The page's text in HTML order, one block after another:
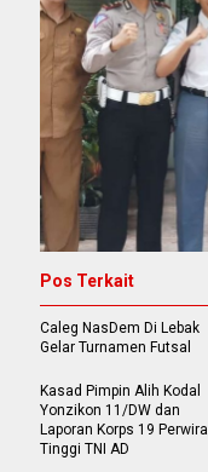
Pos Terkait
Caleg NasDem Di Lebak
Gelar Turnamen Futsal
Kasad Pimpin Alih Kodal
Yonzikon 11/DW dan
Laporan Korps 19 Perwira
Tinggi TNI AD